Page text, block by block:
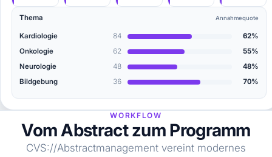
Thema Annahmequote
Kardiologie 84
62%
Onkologie
62
55%
Neurologie
48
48%
Bildgebung
36 70%
WORKFLOW
Vom Abstract zum Programm
CVS://Abstractmanagement vereint modernes